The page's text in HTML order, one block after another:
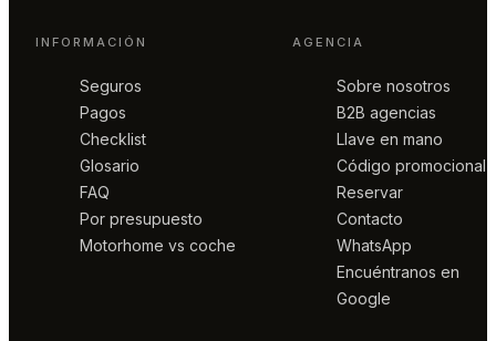
INFORMACIÓN
Seguros
Pagos
Checklist
Glosario
FAQ
Por presupuesto
Motorhome vs coche
AGENCIA
Sobre nosotros
B2B agencias
Llave en mano
Código promocional
Reservar
Contacto
WhatsApp
Encuéntranos en
Google